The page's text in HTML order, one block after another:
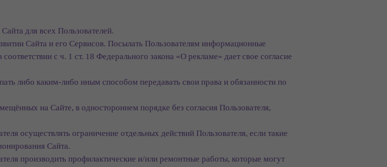
для всех Пользователей.
Сайта и его Сервисов. Посылать Пользователям информационные
с ч. 1 ст. 18 Федерального закона «О рекламе» дает свое согласие
либо каким-либо иным способом передавать свои права и обязанности по
на Сайте, в одностороннем порядке без согласия Пользователя,
осуществлять ограничение отдельных действий Пользователя, если такие
Сайта.
производить профилактические и/или ремонтные работы, которые могут